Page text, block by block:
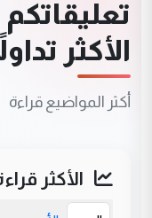
الأكثر
أكثر المواضيع قراءة
الأكثر